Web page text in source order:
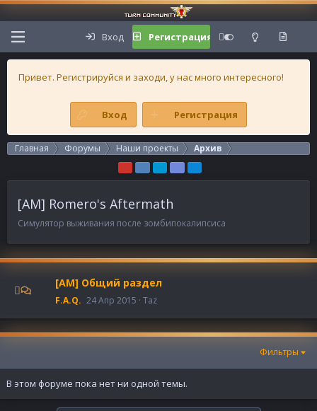
Вход Регистрация
Привет. Регистрируйся и заходи, у нас много интересного!
Вход Регистрация
Главная Форумы Наши проекты Архив
[AM] Romero's Aftermath
Симулятор выживания после зомбипокалипсиса
[AM] Общий раздел
F.A.Q. 24 Апр 2015 Taz
Фильтры
В этом форуме пока нет ни одной темы.